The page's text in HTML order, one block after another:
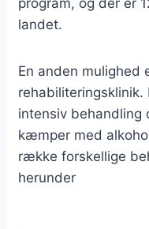
program, og der er
landet.
En anden mulighed
intensiv behandling
kæmper med
række forskellige
herunder